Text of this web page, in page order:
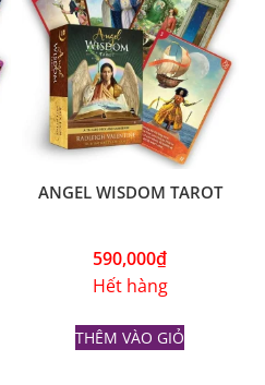
ANGEL WISDOM TAROT
590,000₫
Hết hàng
THÊM VÀO GIỎ